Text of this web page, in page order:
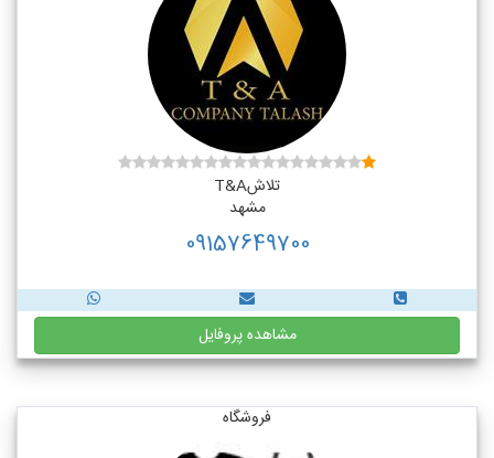
تلاشT&A
مشهد
09157649700
مشاهده پروفایل
فروشگاه